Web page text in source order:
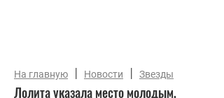
На главную | Новости | Звезды
Лолита указала место молодым,